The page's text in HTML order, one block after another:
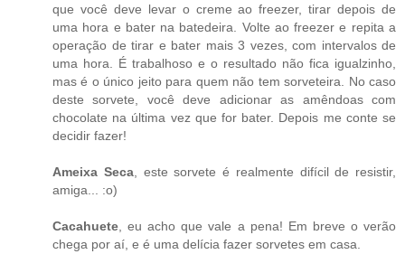
que você deve levar o creme ao freezer, tirar depois de
uma hora e bater na batedeira. Volte ao freezer e repita a
operação de tirar e bater mais 3 vezes, com intervalos de
uma hora. É trabalhoso e o resultado não fica igualzinho,
mas é o único jeito para quem não tem sorveteira. No caso
deste sorvete, você deve adicionar as amêndoas com
chocolate na última vez que for bater. Depois me conte se
decidir fazer!
Ameixa Seca, este sorvete é realmente difícil de resistir,
amiga... :o)
Cacahuete , eu acho que vale a pena! Em breve o verão
chega por aí, e é uma delícia fazer sorvetes em casa.